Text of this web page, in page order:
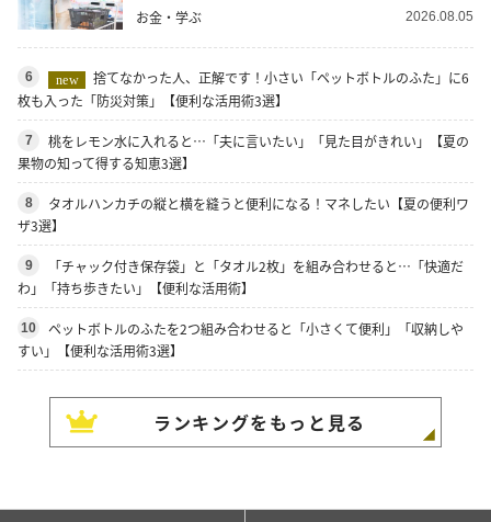
お金・学ぶ 2026.08.05
6 new
捨てなかった人、正解です！小さい「ペットボトルのふた」に6
枚も入った「防災対策」【便利な活用術3選】
7
桃をレモン水に入れると…「夫に言いたい」「見た目がきれい」【夏の
果物の知って得する知恵3選】
8
タオルハンカチの縦と横を縫うと便利になる！マネしたい【夏の便利ワ
ザ3選】
9
「チャック付き保存袋」と「タオル2枚」を組み合わせると…「快適だ
わ」「持ち歩きたい」【便利な活用術】
10
ペットボトルのふたを2つ組み合わせると「小さくて便利」「収納しや
すい」【便利な活用術3選】
ランキングをもっと見る